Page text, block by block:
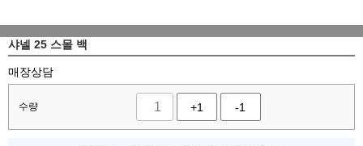
샤넬 25 스몰 백
매장상담
수량 +1 -1